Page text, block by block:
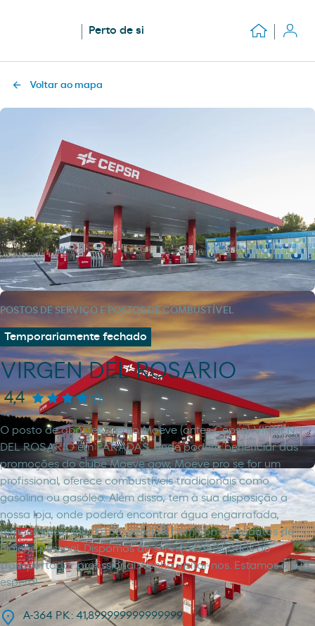
Perto de si
Voltar ao mapa
POSTOS DE SERVIÇO E POSTOS DE COMBUSTÍVEL
Temporariamente fechado
VIRGEN DEL ROSARIO
4,4
O posto de abastecimento Moeve (antes Cepsa) VIRGEN
DEL ROSARIO em PARADAS, onde poderá beneficiar das
promoções do clube Moeve gow, Moeve pro se for um
profissional, oferece combustíveis tradicionais como
gasolina ou gasóleo. Além disso, tem à sua disposição a
nossa loja, onde poderá encontrar água engarrafada,
refrigerantes, snacks ou gelados, bem como produtos de
higiene pessoal. Dispomos de serviços dedicados ao
transportador profissional. Venha visitar-nos. Estamos à sua
espera!
A-364 PK: 41,899999999999999